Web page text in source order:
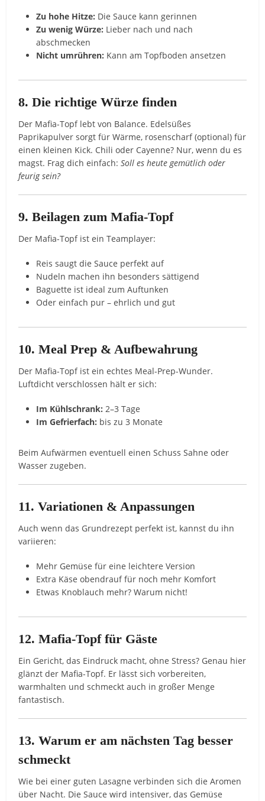
Zu hohe Hitze: Die Sauce kann gerinnen
Zu wenig Würze: Lieber nach und nach
abschmecken
Nicht umrühren: Kann am Topfboden ansetzen
8. Die richtige Würze finden
Der Mafia-Topf lebt von Balance. Edelsüßes
Paprikapulver sorgt für Wärme, rosenscharf (optional) für
einen kleinen Kick. Chili oder Cayenne? Nur, wenn du es
magst. Frag dich einfach:Soll es heute gemütlich oder
feurig sein?
9. Beilagen zum Mafia-Topf
Der Mafia-Topf ist ein Teamplayer:
Reis saugt die Sauce perfekt auf
Nudeln machen ihn besonders sättigend
Baguette ist ideal zum Auftunken
Oder einfach pur – ehrlich und gut
10. Meal Prep & Aufbewahrung
Der Mafia-Topf ist ein echtes Meal-Prep-Wunder.
Luftdicht verschlossen hält er sich:
Im Kühlschrank: 2–3 Tage
Im Gefrierfach: bis zu 3 Monate
Beim Aufwärmen eventuell einen Schuss Sahne oder
Wasser zugeben.
11. Variationen & Anpassungen
Auch wenn das Grundrezept perfekt ist, kannst du ihn
variieren:
Mehr Gemüse für eine leichtere Version
Extra Käse obendrauf für noch mehr Komfort
Etwas Knoblauch mehr? Warum nicht!
12. Mafia-Topf für Gäste
Ein Gericht, das Eindruck macht, ohne Stress? Genau hier
glänzt der Mafia-Topf. Er lässt sich vorbereiten,
warmhalten und schmeckt auch in großer Menge
fantastisch.
13. Warum er am nächsten Tag besser
schmeckt
Wie bei einer guten Lasagne verbinden sich die Aromen
über Nacht. Die Sauce wird intensiver, das Gemüse